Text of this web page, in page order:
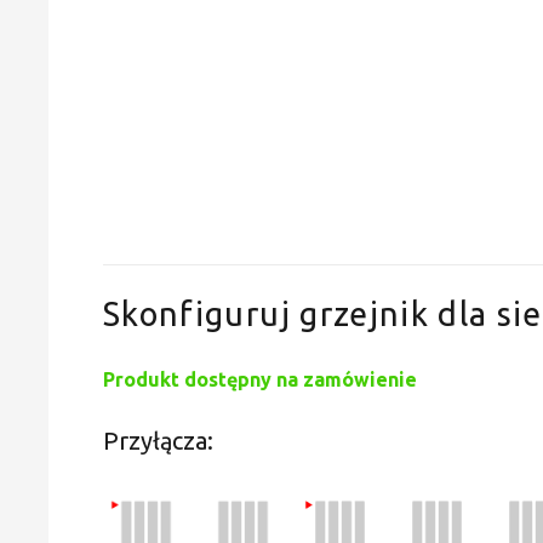
Skonfiguruj grzejnik dla
Produkt dostępny na zamówienie
Przyłącza: